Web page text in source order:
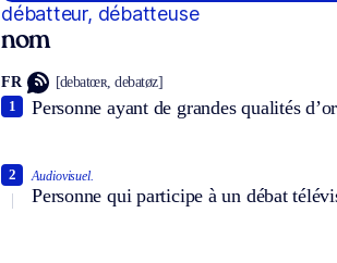
débatteur, débatteuse
nom
FR [debatœʀ, debatøz]
Personne ayant de grandes qualités
1
Audiovisuel.
Personne qui participe à un débat
2